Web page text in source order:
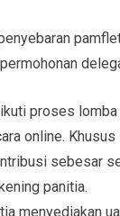
proses
online. Khusus
sebesar
panitia.
menyediakan